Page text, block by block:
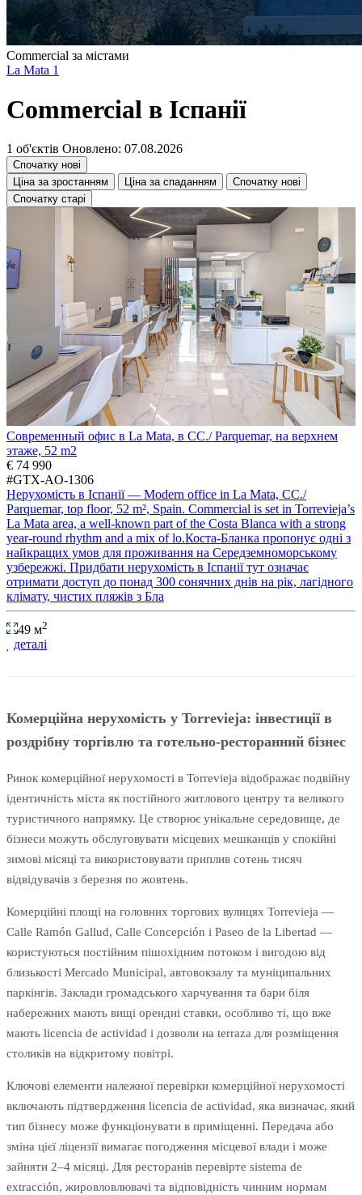
Commercial за містами
La Mata 1
Commercial в Іспанії
1 об'єктів Оновлено: 07.08.2026
Спочатку нові
Ціна за зростанням
Ціна за спаданням
Спочатку нові
Спочатку старі
Современный офис в La Mata, в CC./ Parquemar, на верхнем
этаже, 52 m2
€ 74 990
#GTX-AO-1306
Нерухомість в Іспанії — Modern office in La Mata, CC./
Parquemar, top floor, 52 m², Spain. Commercial is set in Torrevieja’s
La Mata area, a well-known part of the Costa Blanca with a strong
year-round rhythm and a mix of lo.Коста-Бланка пропонує одні з
найкращих умов для проживання на Середземноморському
узбережжі. Придбати нерухомість в Іспанії тут означає
отримати доступ до понад 300 сонячних днів на рік, лагідного
клімату, чистих пляжів з Бла
49 м2
деталі
Комерційна нерухомість у Torrevieja: інвестиції в
роздрібну торгівлю та готельно-ресторанний бізнес
Ринок комерційної нерухомості в Torrevieja відображає подвійну
ідентичність міста як постійного житлового центру та великого
туристичного напрямку. Це створює унікальне середовище, де
бізнеси можуть обслуговувати місцевих мешканців у спокійні
зимові місяці та використовувати приплив сотень тисяч
відвідувачів з березня по жовтень.
Комерційні площі на головних торгових вулицях Torrevieja —
Calle Ramón Gallud, Calle Concepción і Paseo de la Libertad —
користуються постійним пішохідним потоком і вигодою від
близькості Mercado Municipal, автовокзалу та муніципальних
паркінгів. Заклади громадського харчування та бари біля
набережних мають вищі орендні ставки, особливо ті, що вже
мають licencia de actividad і дозволи на terraza для розміщення
столиків на відкритому повітрі.
Ключові елементи належної перевірки комерційної нерухомості
включають підтвердження licencia de actividad, яка визначає, який
тип бізнесу може функціонувати в приміщенні. Передача або
зміна цієї ліцензії вимагає погодження місцевої влади і може
зайняти 2–4 місяці. Для ресторанів перевірте sistema de
extracción, жировловлювачі та відповідність чинним нормам